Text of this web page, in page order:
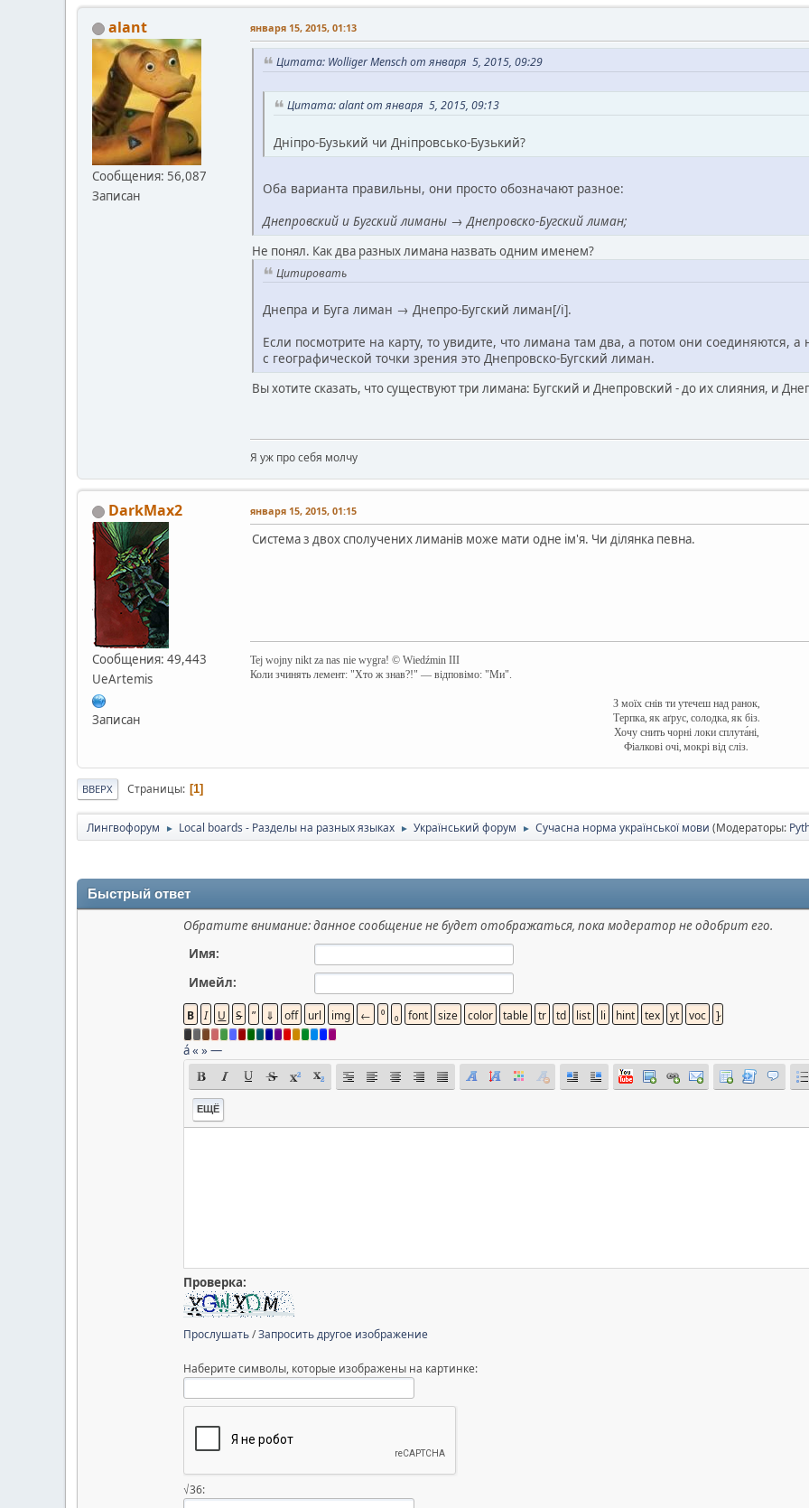
alant
Сообщения: 56,087
Записан
января 15, 2015, 01:13
Цитата: Wolliger Mensch от января 5, 2015, 09:29
Цитата: alant от января 5, 2015, 09:13
Дніпро-Бузький чи Дніпровсько-Бузький?
Оба варианта правильны, они просто обозначают разное:
Днепровский и Бугский лиманы → Днепровско-Бугский лиман;
Не понял. Как два разных лимана назвать одним именем?
Цитировать
Днепра и Буга лиман → Днепро-Бугский лиман[/i].
Если посмотрите на карту, то увидите, что лимана там два, а потом они соединяются,
с географической точки зрения это Днепровско-Бугский лиман.
Вы хотите сказать, что существуют три лимана: Бугский и Днепровский - до их слияния, и
Я уж про себя молчу
DarkMax2
Сообщения: 49,443
UeArtemis
Записан
января 15, 2015, 01:15
Система з двох сполучених лиманів може мати одне ім'я. Чи ділянка певна.
Tej wojny nikt za nas nie wygra! © Wiedźmin III
Коли зчинять лемент: "Хто ж знав?!" — відповімо: "Ми".
З моїх снів ти утечеш над ранок,
Терпка, як аґрус, солодка, як біз.
Хочу снить чорні локи сплута́ні,
Фіалкові очі, мокрі від сліз.
ВВЕРХ Страницы 1
Лингвофорум ► Local boards - Разделы на разных языках ► Український форум ► Сучасна норма української мови (Модераторы:
Быстрый ответ
Обратите внимание: данное сообщение не будет отображаться, пока модератор не одобрит его.
Имя:
Имейл:
á« »—
ЕЩЁ
Проверка:
Прослушать/Запросить другое изображение
Наберите символы, которые изображены на картинке:
√36: